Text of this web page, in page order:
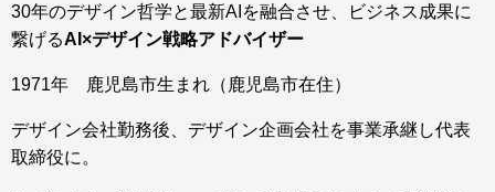
30年のデザイン哲学と最新AIを融合させ、ビジネス成果に
繋げるAI×デザイン戦略アドバイザー
1971年 鹿児島市生まれ（鹿児島市在住）
デザイン会社勤務後、デザイン企画会社を事業承継し代表
取締役に。